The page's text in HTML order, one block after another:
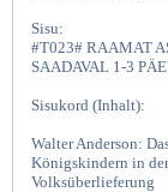
Sisu:
#T023# RAAMAT
SAADAVAL 1-3
Sisukord (Inhalt):
Walter Anderson:
Königskindern in
Volksüberlieferung